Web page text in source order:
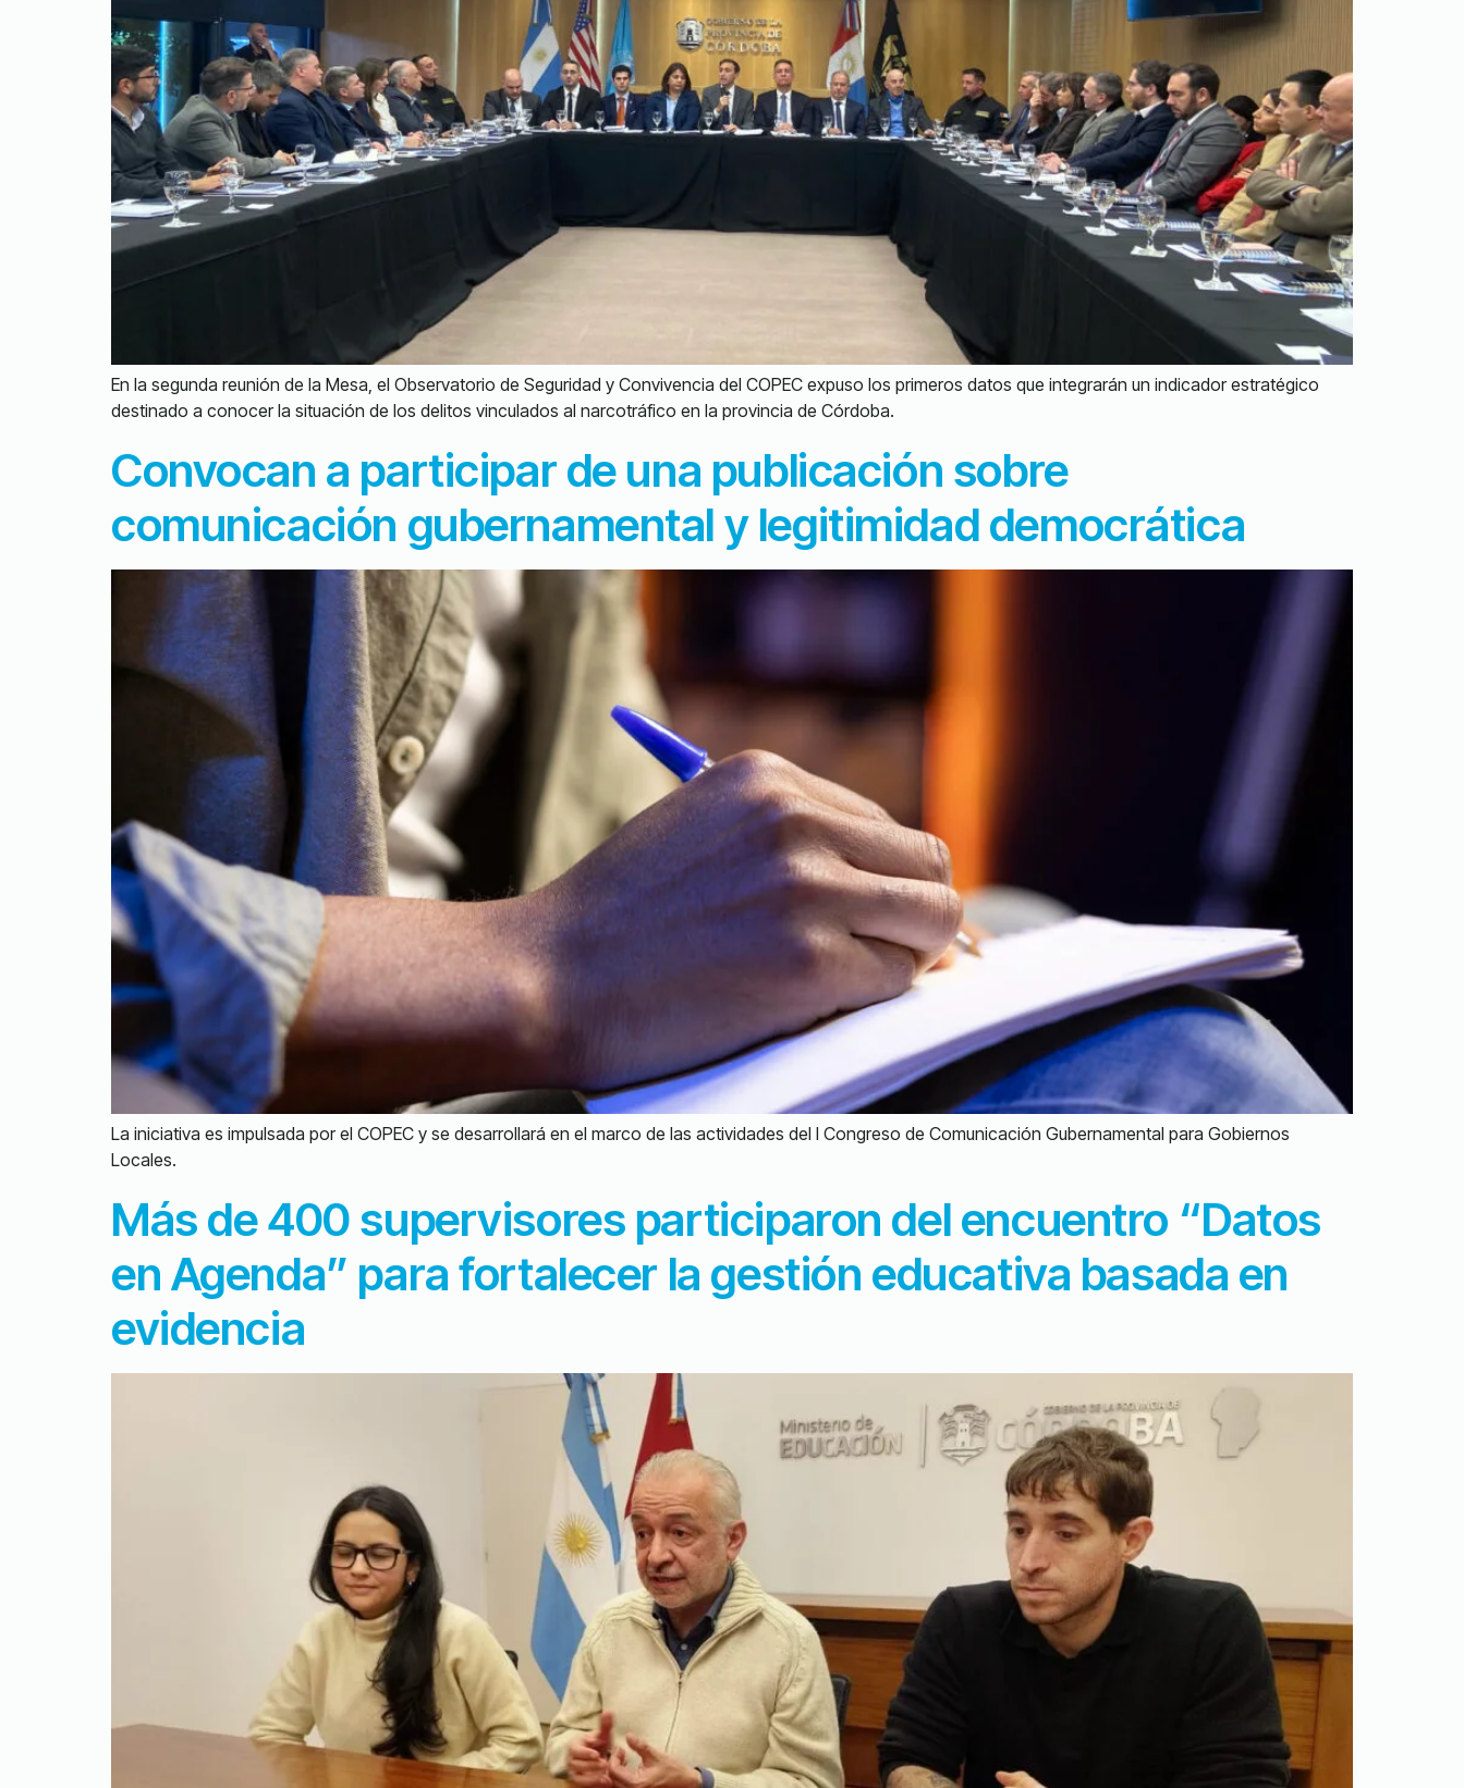
En la segunda reunión de la Mesa, el Observatorio de Seguridad y Convivencia del COPEC expuso los primeros datos que integrarán un indicador estratégico
destinado a conocer la situación de los delitos vinculados al narcotráfico en la provincia de Córdoba.
Convocan a participar de una publicación sobre
comunicación gubernamental y legitimidad democrática
La iniciativa es impulsada por el COPEC y se desarrollará en el marco de las actividades del I Congreso de Comunicación Gubernamental para Gobiernos
Locales.
Más de 400 supervisores participaron del encuentro “Datos
en Agenda” para fortalecer la gestión educativa basada en
evidencia